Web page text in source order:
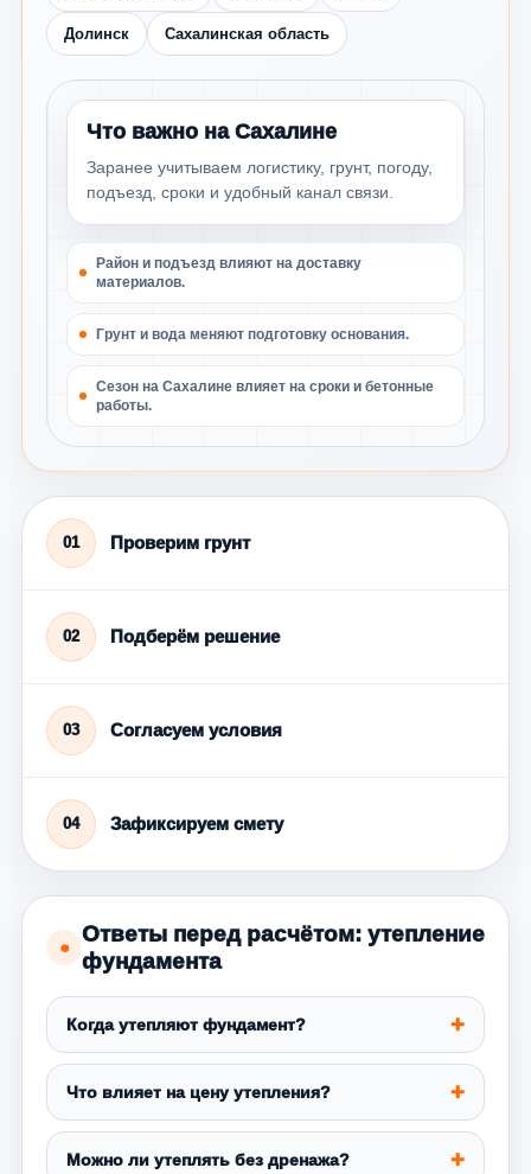
Долинск Сахалинская область
Что важно на Сахалине
Заранее учитываем логистику, грунт, погоду,
подъезд, сроки и удобный канал связи.
Район и подъезд влияют на доставку
материалов.
Грунт и вода меняют подготовку основания.
Сезон на Сахалине влияет на сроки и бетонные
работы.
01 Проверим грунт
02 Подберём решение
03 Согласуем условия
04 Зафиксируем смету
●
Ответы перед расчётом: утепление
фундамента
Когда утепляют фундамент?
Что влияет на цену утепления?
Можно ли утеплять без дренажа?